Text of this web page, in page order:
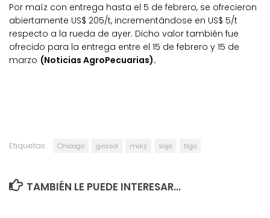
Por maíz con entrega hasta el 5 de febrero, se ofrecieron
abiertamente US$ 205/t, incrementándose en US$ 5/t
respecto a la rueda de ayer. Dicho valor también fue
ofrecido para la entrega entre el 15 de febrero y 15 de
marzo (Noticias AgroPecuarias).
Etiquetas: Chicago girasol maíz soja trgo
TAMBIÉN LE PUEDE INTERESAR...